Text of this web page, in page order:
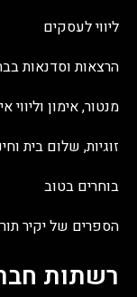
ליווי לעסקים
הרצאות וסדנאות
מנטור, אימון וליווי
זוגיות, שלום בית
בוחרים בטוב
הספרים של יקיר
רשתות